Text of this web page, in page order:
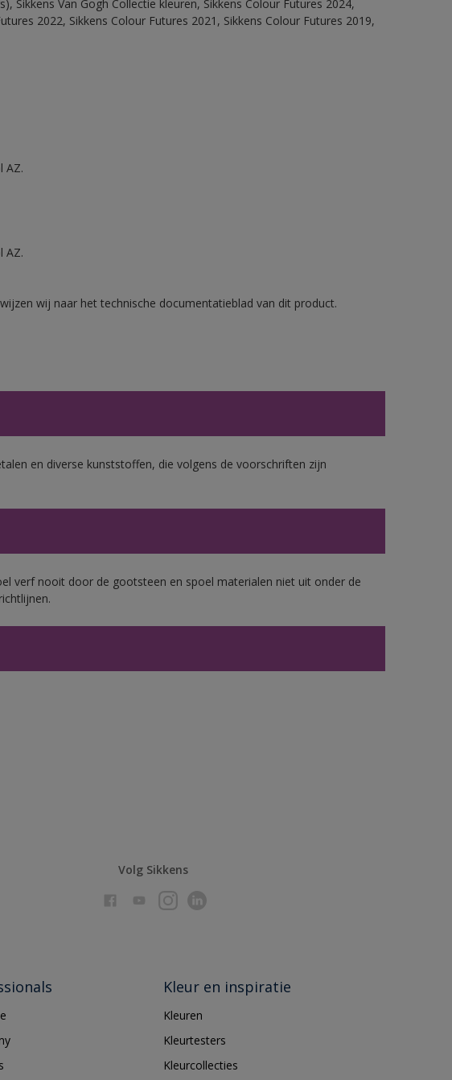
Sikkens Van Gogh Collectie kleuren, Sikkens Colour Futures 2024,
2022, Sikkens Colour Futures 2021, Sikkens Colour Futures 2019,
AZ.
AZ.
wij naar het technische documentatieblad van dit product.
en diverse kunststoffen, die volgens de voorschriften zijn
verf nooit door de gootsteen en spoel materialen niet uit onder de
Volg Sikkens
Kleur en inspiratie
Kleuren
Kleurtesters
Kleurcollecties